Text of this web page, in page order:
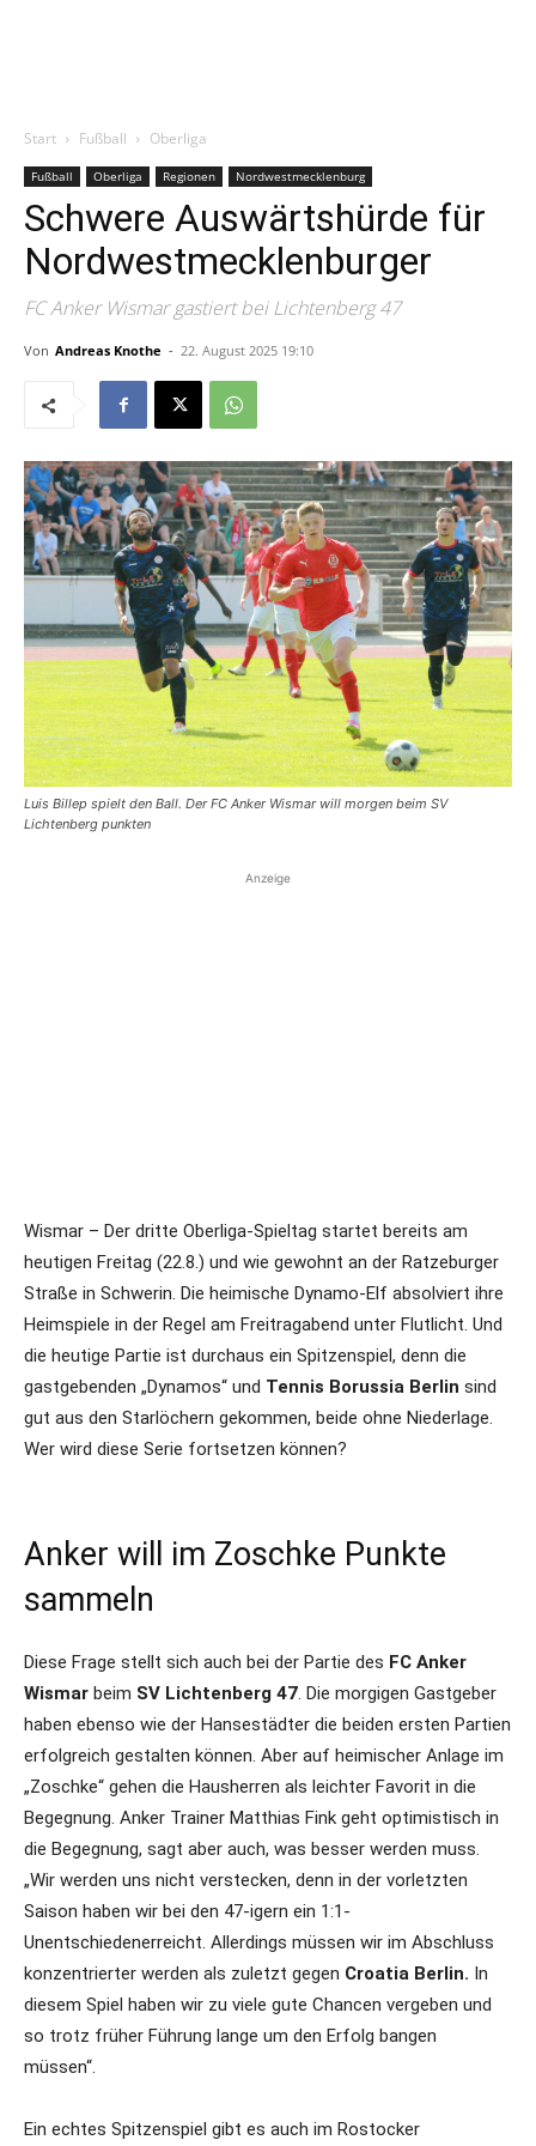
Start Fußball Oberliga
Fußball Oberliga Regionen Nordwestmecklenburg
Schwere Auswärtshürde für
Nordwestmecklenburger
FC Anker Wismar gastiert bei Lichtenberg 47
Von Andreas Knothe - 22. August 2025 19:10
Luis Billep spielt den Ball. Der FC Anker Wismar will morgen beim SV
Lichtenberg punkten
Anzeige
Wismar – Der dritte Oberliga-Spieltag startet bereits am
heutigen Freitag (22.8.) und wie gewohnt an der Ratzeburger
Straße in Schwerin. Die heimische Dynamo-Elf absolviert ihre
Heimspiele in der Regel am Freitragabend unter Flutlicht. Und
die heutige Partie ist durchaus ein Spitzenspiel, denn die
gastgebenden „Dynamos“ und Tennis Borussia Berlin sind
gut aus den Starlöchern gekommen, beide ohne Niederlage.
Wer wird diese Serie fortsetzen können?
Anker will im Zoschke Punkte
sammeln
Diese Frage stellt sich auch bei der Partie des FC Anker
Wismar beim SV Lichtenberg 47. Die morgigen Gastgeber
haben ebenso wie der Hansestädter die beiden ersten Partien
erfolgreich gestalten können. Aber auf heimischer Anlage im
„Zoschke“ gehen die Hausherren als leichter Favorit in die
Begegnung. Anker Trainer Matthias Fink geht optimistisch in
die Begegnung, sagt aber auch, was besser werden muss.
„Wir werden uns nicht verstecken, denn in der vorletzten
Saison haben wir bei den 47-igern ein 1:1-
Unentschiedenerreicht. Allerdings müssen wir im Abschluss
konzentrierter werden als zuletzt gegen Croatia Berlin. In
diesem Spiel haben wir zu viele gute Chancen vergeben und
so trotz früher Führung lange um den Erfolg bangen
müssen“.
Ein echtes Spitzenspiel gibt es auch im Rostocker